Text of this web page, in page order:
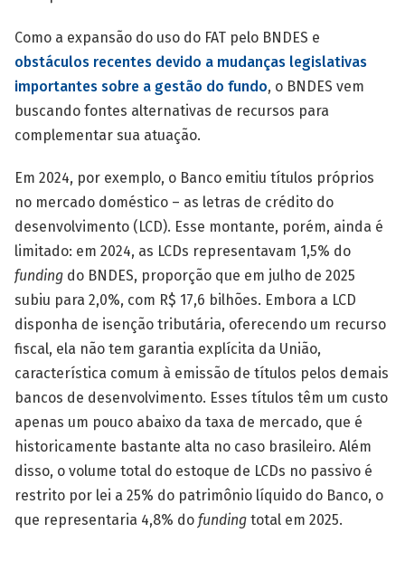
Como a expansão do uso do FAT pelo BNDES e
obstáculos recentes devido a mudanças legislativas
importantes sobre a gestão do fundo, o BNDES vem
buscando fontes alternativas de recursos para
complementar sua atuação.
Em 2024, por exemplo, o Banco emitiu títulos próprios
no mercado doméstico – as letras de crédito do
desenvolvimento (LCD). Esse montante, porém, ainda é
limitado: em 2024, as LCDs representavam 1,5% do
funding do BNDES, proporção que em julho de 2025
subiu para 2,0%, com R$ 17,6 bilhões. Embora a LCD
disponha de isenção tributária, oferecendo um recurso
fiscal, ela não tem garantia explícita da União,
característica comum à emissão de títulos pelos demais
bancos de desenvolvimento. Esses títulos têm um custo
apenas um pouco abaixo da taxa de mercado, que é
historicamente bastante alta no caso brasileiro. Além
disso, o volume total do estoque de LCDs no passivo é
restrito por lei a 25% do patrimônio líquido do Banco, o
que representaria 4,8% do funding total em 2025.